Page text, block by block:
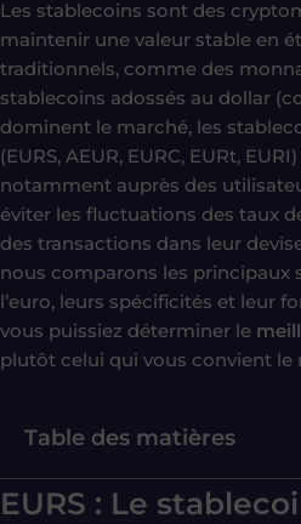
Les stablecoins sont des
maintenir une valeur stable en
traditionnels, comme des
stablecoins adossés au dollar
dominent le marché, les
(EURS, AEUR, EURC, EURt,
notamment auprès des
éviter les fluctuations des taux
des transactions dans leur
nous comparons les principaux
l’euro, leurs spécificités et leur
vous puissiez déterminer le
plutôt celui qui vous convient le
Table des matières
EURS : Le